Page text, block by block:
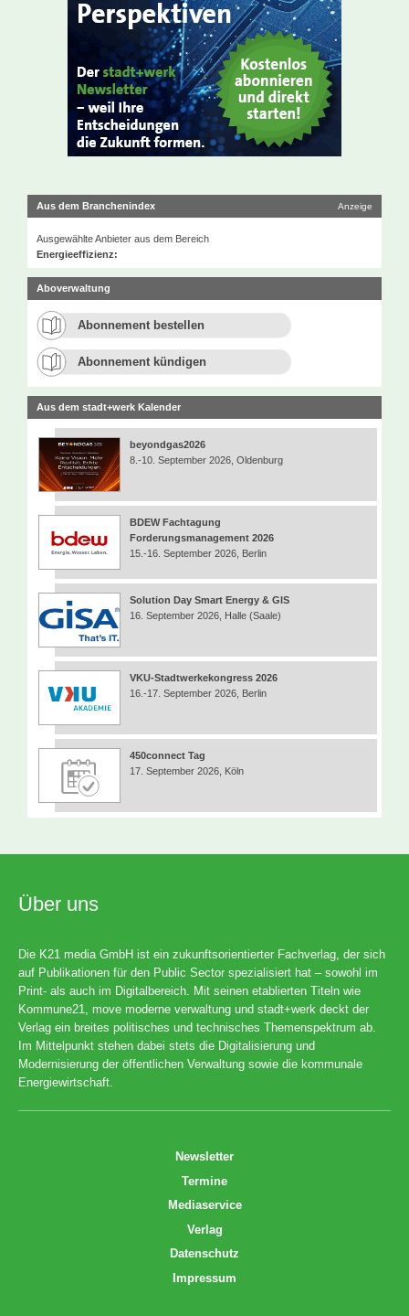
Aus dem Branchenindex Anzeige
Ausgewählte Anbieter aus dem Bereich
Energieeffizienz:
Aboverwaltung
Abonnement bestellen
Abonnement kündigen
Aus dem stadt+werk Kalender
beyondgas2026
8.-10. September 2026, Oldenburg
BDEW Fachtagung
Forderungsmanagement 2026
15.-16. September 2026, Berlin
Solution Day Smart Energy & GIS
16. September 2026, Halle (Saale)
VKU-Stadtwerkekongress 2026
16.-17. September 2026, Berlin
450connect Tag
17. September 2026, Köln
Über uns
Die K21 media GmbH ist ein zukunftsorientierter Fachverlag, der sich
auf Publikationen für den Public Sector spezialisiert hat – sowohl im
Print- als auch im Digitalbereich. Mit seinen etablierten Titeln wie
Kommune21, move moderne verwaltung und stadt+werk deckt der
Verlag ein breites politisches und technisches Themenspektrum ab.
Im Mittelpunkt stehen dabei stets die Digitalisierung und
Modernisierung der öffentlichen Verwaltung sowie die kommunale
Energiewirtschaft.
Newsletter
Termine
Mediaservice
Verlag
Datenschutz
Impressum